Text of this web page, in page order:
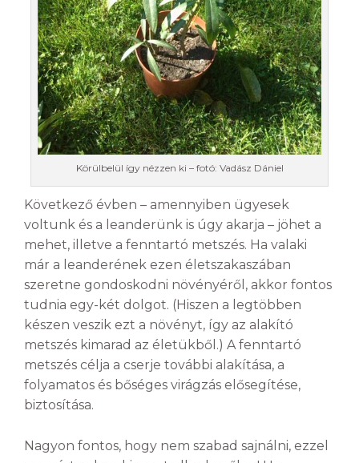
Körülbelül így nézzen ki – fotó: Vadász Dániel
Következő évben – amennyiben ügyesek
voltunk és a leanderünk is úgy akarja – jöhet a
mehet, illetve a fenntartó metszés. Ha valaki
már a leanderének ezen életszakaszában
szeretne gondoskodni növényéről, akkor fontos
tudnia egy-két dolgot. (Hiszen a legtöbben
készen veszik ezt a növényt, így az alakító
metszés kimarad az életükből.) A fenntartó
metszés célja a cserje további alakítása, a
folyamatos és bőséges virágzás elősegítése,
biztosítása.
Nagyon fontos, hogy nem szabad sajnálni, ezzel